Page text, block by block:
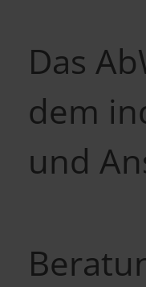
Das
dem
und